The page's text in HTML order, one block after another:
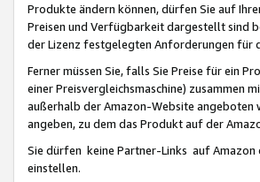
Produkte ändern können, dürfen Sie auf
Preisen und Verfügbarkeit dargestellt sind
der Lizenz festgelegten Anforderungen für
Ferner müssen Sie, falls Sie Preise für ein
einer Preisvergleichsmaschine) zusammen
außerhalb der Amazon-Website angeboten
angeben, zu dem das Produkt auf der
Sie dürfen keine Partner-Links auf Amazon
einstellen.